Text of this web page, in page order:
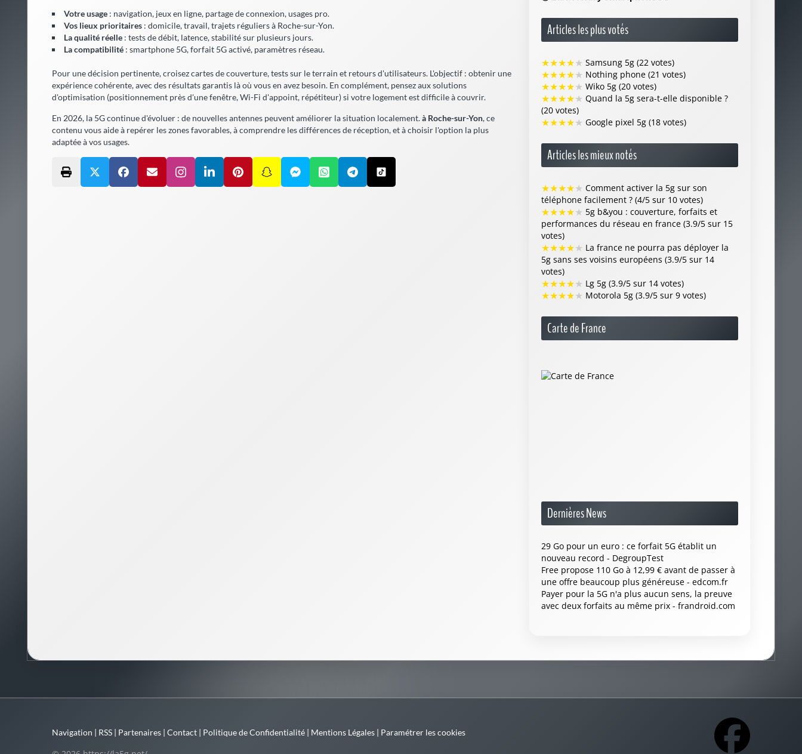
Votre usage : navigation, jeux en ligne, partage de connexion, usages pro.
Vos lieux prioritaires : domicile, travail, trajets réguliers à Roche-sur-Yon.
La qualité réelle : tests de débit, latence, stabilité sur plusieurs jours.
La compatibilité : smartphone 5G, forfait 5G activé, paramètres réseau.
Pour une décision pertinente, croisez cartes de couverture, tests sur le terrain et retours d'utilisateurs. L'objectif : obtenir une
expérience cohérente, avec des résultats garantis là où vous en avez besoin. En complément, pensez aux solutions
d'optimisation (positionnement près d'une fenêtre, Wi-Fi d'appoint, répétiteur) si votre logement est difficile à couvrir.
En 2026, la 5G continue d'évoluer : de nouvelles antennes peuvent améliorer la situation localement.à Roche-sur-Yon, ce
contenu vous aide à repérer les zones favorables, à comprendre les différences de réception, et à choisir l'option la plus
adaptée à vos usages.
Articles les plus votés
★★★★★ Samsung 5g (22 votes)
★★★★★ Nothing phone (21 votes)
★★★★★ Wiko 5g (20 votes)
★★★★★ Quand la 5g sera-t-elle disponible ?
(20 votes)
★★★★★ Google pixel 5g (18 votes)
Articles les mieux notés
★★★★★ Comment activer la 5g sur son
téléphone facilement ? (4/5 sur 10 votes)
★★★★★ 5g b&you : couverture, forfaits et
performances du réseau en france (3.9/5 sur 15
votes)
★★★★★ La france ne pourra pas déployer la
5g sans ses voisins européens (3.9/5 sur 14
votes)
★★★★★ Lg 5g (3.9/5 sur 14 votes)
★★★★★ Motorola 5g (3.9/5 sur 9 votes)
Carte de France
Dernières News
29 Go pour un euro : ce forfait 5G établit un
nouveau record - DegroupTest
Free propose 110 Go à 12,99 € avant de passer à
une offre beaucoup plus généreuse - edcom.fr
Payer pour la 5G n'a plus aucun sens, la preuve
avec deux forfaits au même prix - frandroid.com
Navigation RSS Partenaires Contact Politique de Confidentialité Mentions Légales Paramétrer les cookies